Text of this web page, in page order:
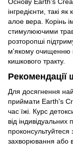
інгредієнти, такі
алое вера. Корінь
стимулюючими
розторопші
м'якому очищенню
кишкового тракту.
Рекомендації
Для досягнення
приймати Earth's
час їжі. Курс
від
проконсультуйтеся
захворювання або